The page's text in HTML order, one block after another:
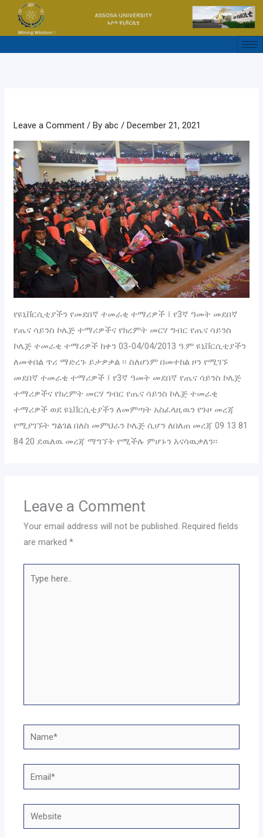
content
Leave a Comment / Byabc/December 21, 2021
የዩኒቨርሲቲያችን የመደበኛ ተመራቂ ተማሪዎች ፤ የ3ኛ ዓመት መደበኛ
የጤና ሳይንስ ኮሌጅ ተማሪዎችና የክረምት መርሃ ግብር የጤና ሳይንስ
ኮሌጅ ተመራቂ ተማሪዎች ከቀን 03-04/04/2013 ዓ.ም ዩኒቨርሲቲያችን
ለመቀበል ጥሪ ማድረጉ ይታዎቃል ፡፡ ስለሆነም በመተከል ዞን የሚገኙ
መደበኛ ተመራቂ ተማሪዎች ፤ የ3ኛ ዓመት መደበኛ የጤና ሳይንስ ኮሌጅ
ተማሪዎችና የክረምት መርሃ ግብር የጤና ሳይንስ ኮሌጅ ተመራቂ
ተማሪዎች ወደ ዩኒቨርሲቲያችን ለመምጣት አስፈላዚዉን የጉዞ መረጃ
የሚያገኙት ግልገል በለስ መምህራን ኮሌጅ ሲሆን ለበለጠ መረጃ 09 13 81
84 20 ደዉለዉ መረጃ ማግኘት የሚችሉ ምሆኑን እናሳዉቃለን፡፡
Leave a Comment
Your email address will not be published. Required fields
are marked*
here..
Name*
Email*
Website